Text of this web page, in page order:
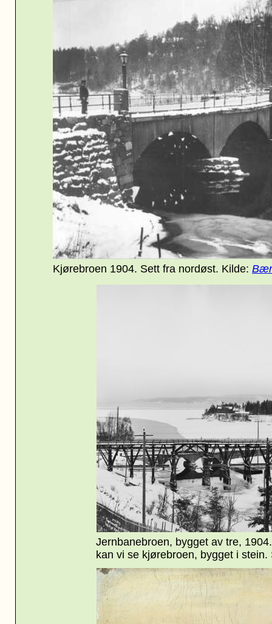
Kjørebroen 1904. Sett fra nordøst. Kilde:
Jernbanebroen, bygget av tre,
kan vi se kjørebroen, bygget i